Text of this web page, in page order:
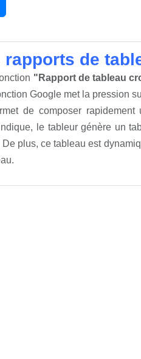
rapports de
"Rapport de tableau
Google met la pression
de composer
le tableur génère un
plus, ce tableau est